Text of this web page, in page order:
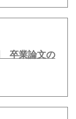
卒業論文の